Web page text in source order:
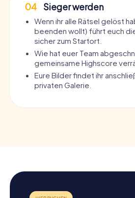
04 Sieger werden
Wenn ihr alle Rätsel gelöst
beenden wollt) führt euch
sicher zum Startort.
Wie hat euer Team
gemeinsame Highscore
Eure Bilder findet ihr
privaten Galerie.